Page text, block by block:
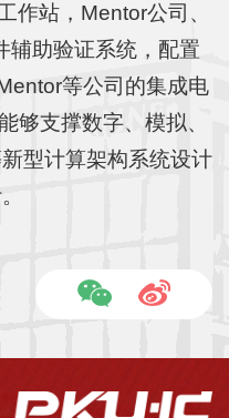
作站，Mentor公司、
辅助验证系统，配置
等公司的集成电
够支撑数字、模拟、
型计算架构系统设计